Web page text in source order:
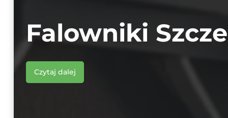
Falowniki
Czytaj dalej